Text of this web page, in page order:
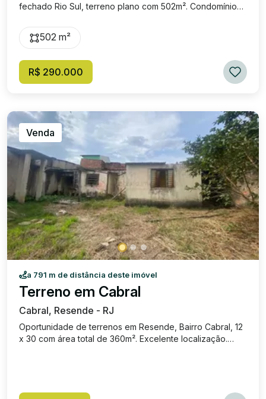
fechado Rio Sul, terreno plano com 502m². Condomínio
com churrasqueira, piscina, salão de festas e espaço de
jogos. Venda: R$ 290.000,00, valor do condomínio: R$
502 m²
R$ 290.000
Venda
a 791 m de distância deste imóvel
Terreno em Cabral
Cabral, Resende - RJ
Oportunidade de terrenos em Resende, Bairro Cabral, 12
x 30 com área total de 360m². Excelente localização.